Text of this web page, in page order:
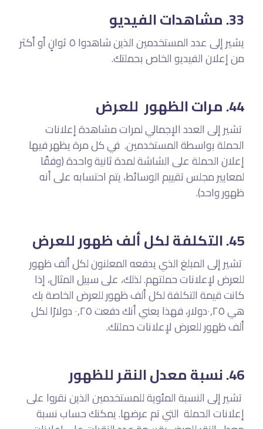
33. مشاهدات الفيديو
يشير إلى عدد المستخدمين الذين شاهدوا ٥ ثوانٍ أو أكثر
من إعلان الفيديو الخاص بحملتك.
44. مرات الظهور للعرض
تشير إلى العدد الإجمالي لمرات مشاهدة إعلانات
الحملة بواسطة المستخدمين. في كل مرة يظهر فيها
إعلان الحملة على الشاشة لمدة ثانية واحدة (وفقًا
لمعايير مجلس تقييم الوسائط، يتم احتسابه على أنه
ظهور واحد).
45. التكلفة لكل ألف ظهور للعرض
تشير إلى المبلغ الذي يدفعه المعلنون لكل ألف ظهور
للعرض لإعلانات حملتهم. لذلك، على سبيل المثال، إذا
كانت قيمة التكلفة لكل ألف ظهور للعرض الخاصة بك
هي ٠,٢٥دولار، فهذا يعني أنك دفعت ٠,٢٥ دولارًا لكل
ألف ظهور للعرض لإعلانات حملتك.
46. نسبة معدل النقر للظهور
تشير إلى النسبة المئوية للمستخدمين الذين نقروا على
إعلانات الحملة التي تم عرضها. يمكنك حساب نسبة